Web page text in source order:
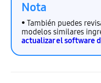
Nota
• También puedes
modelos similares
actualizar el software